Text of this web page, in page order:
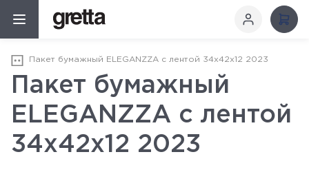
Пакет бумажный ELEGANZZA с лентой 34х42х12 2023
Пакет бумажный
ELEGANZZA с лентой
34х42х12 2023